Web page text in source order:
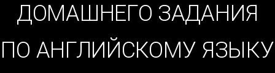
ДОМАШНЕГО ЗАДАНИЯ
ПО АНГЛИЙСКОМУ ЯЗЫКУ